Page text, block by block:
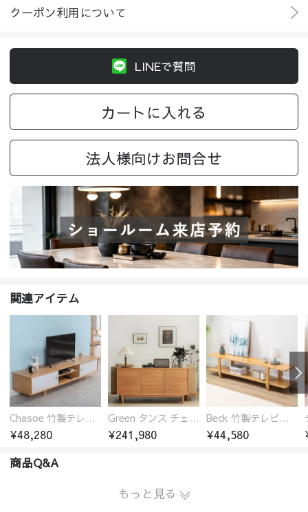
クーポン利用について
LINEで質問
カートに入れる
法人様向けお問合せ
関連アイテム
Chasoe 竹製テレビ台 ローボード
¥48,280
Green タンス チェスト チェリー材 無垢材
¥241,980
Beck 竹製テレビ台 ローボード 開放的
¥44,580
商品Q&A
もっと見る